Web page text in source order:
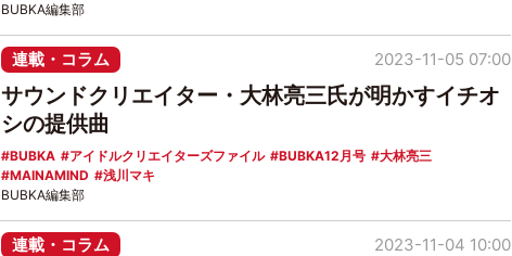
BUBKA編集部
連載・コラム
サウンドクリエイター・大林亮三氏が明かすイチオ
シの提供曲
BUBKA アイドルクリエイターズファイル BUBKA12月号
大林亮三
MAINAMIND
浅川マキ
2023-11-05 07:00
BUBKA編集部
連載・コラム 2023-11-04 10:00